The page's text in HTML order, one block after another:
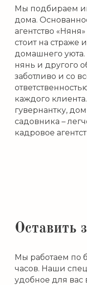
Мы подбираем
дома.
агентство
стоит на страже
домашнего уюта.
нянь и другого
заботливо и со
каждого
гувернантку,
садовника –
кадровое
Оставить
Мы работаем по
часов. Наши
удобное для вас